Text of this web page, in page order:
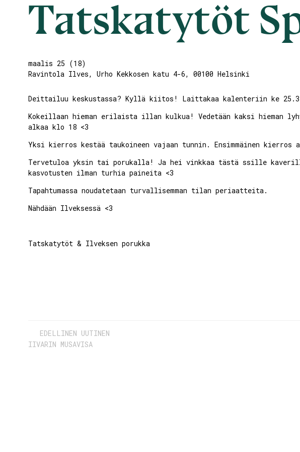
Tatskatytöt
maalis 25 (18)
Ravintola Ilves, Urho Kekkosen katu 4-6, 00100 Helsinki
Deittailuu keskustassa? Kyllä kiitos! Laittakaa kalenteriin ke
Kokeillaan hieman erilaista illan kulkua! Vedetään kaksi hieman
alkaa klo 18 <3
Yksi kierros kestää taukoineen vajaan tunnin. Ensimmäinen
Tervetuloa yksin tai porukalla! Ja hei vinkkaa tästä ssille
kasvotusten ilman turhia paineita <3
Tapahtumassa noudatetaan turvallisemman tilan periaatteita.
Nähdään Ilveksessä <3
Tatskatytöt & Ilveksen porukka
EDELLINEN UUTINEN
IIVARIN MUSAVISA